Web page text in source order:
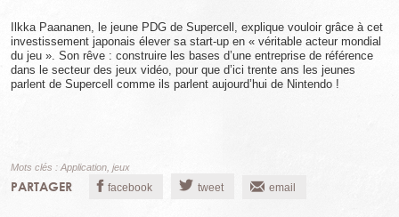
Ilkka Paananen, le jeune PDG de Supercell, explique vouloir grâce à cet
investissement japonais élever sa start-up en « véritable acteur mondial
du jeu ». Son rêve : construire les bases d’une entreprise de référence
dans le secteur des jeux vidéo, pour que d’ici trente ans les jeunes
parlent de Supercell comme ils parlent aujourd’hui de Nintendo !
Mots clés : Application jeux
PARTAGER facebook tweet email